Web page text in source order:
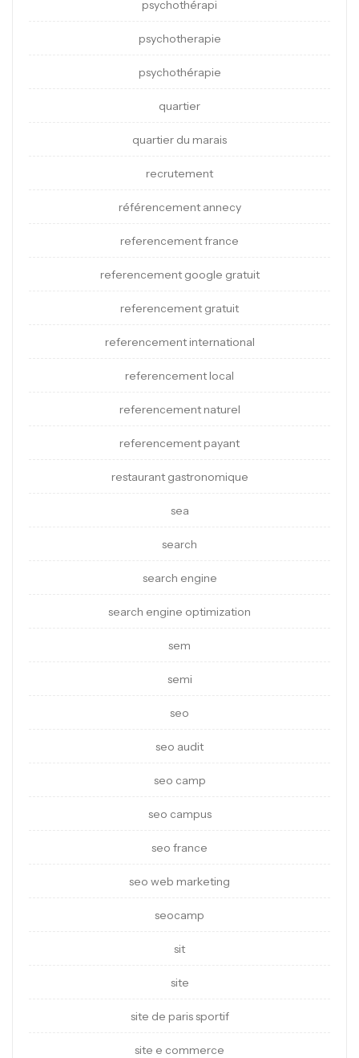
psychothérapi
psychotherapie
psychothérapie
quartier
quartier du marais
recrutement
référencement annecy
referencement france
referencement google gratuit
referencement gratuit
referencement international
referencement local
referencement naturel
referencement payant
restaurant gastronomique
sea
search
search engine
search engine optimization
sem
semi
seo
seo audit
seo camp
seo campus
seo france
seo web marketing
seocamp
sit
site
site de paris sportif
site e commerce